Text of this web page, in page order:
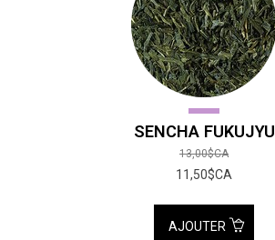
SENCHA FUKUJYU
13,00$CA
11,50$CA
AJOUTER